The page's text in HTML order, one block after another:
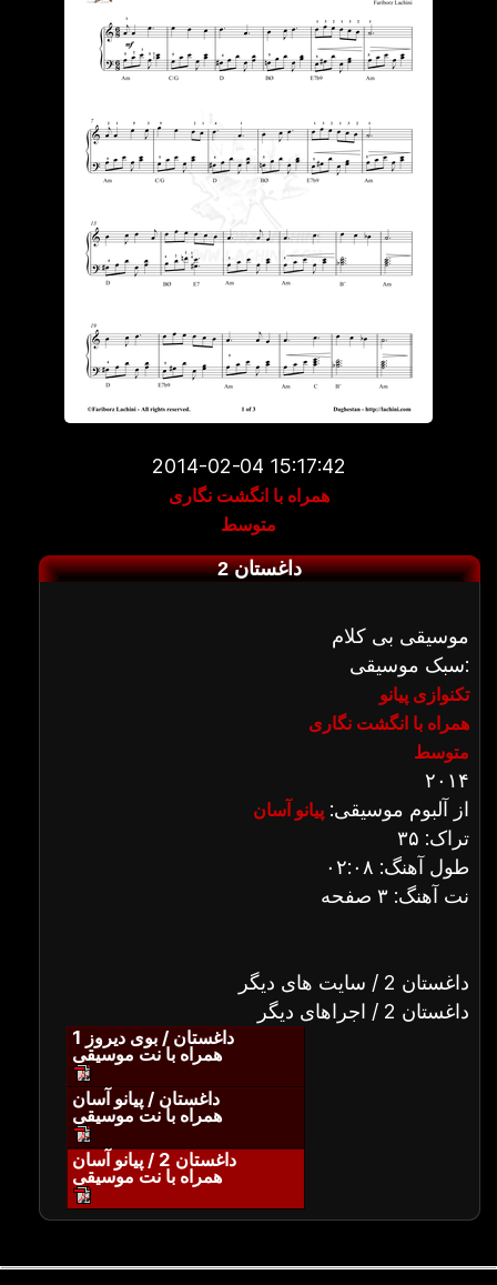
2014-02-04 15:17:42
همراه با انگشت نگاری
متوسط
داغستان 2
موسیقی بی کلام
سبک موسیقی:
تکنوازی پیانو
همراه با انگشت نگاری
متوسط
۲۰۱۴
از آلبوم موسیقی: پیانو آسان
تراک: ۳۵
طول آهنگ: ۰۲:۰۸
نت آهنگ: ۳ صفحه
داغستان 2 / سایت های دیگر
داغستان 2 / اجراهای دیگر
داغستان / بوی دیروز 1
همراه با نت موسیقی
داغستان / پیانو آسان
همراه با نت موسیقی
داغستان 2 / پیانو آسان
همراه با نت موسیقی